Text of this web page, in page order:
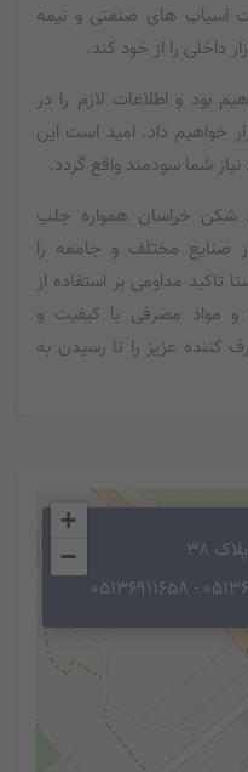
اسیاب های صنعتی و نیمه
داخلی را از خود کند.
بود و اطلاعات لازم را در
خواهیم داد. امید است این
شما سودمند واقع گردد.
خراسان همواره جلب
صنایع مختلف و جامعه را
تاکید مداومی بر استفاده از
مواد مصرفی با کیفیت و
کننده عزیز را تا رسیدن به
+
−